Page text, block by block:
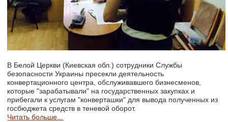
В Белой Церкви (Киевская обл.) сотрудники Службы
безопасности Украины пресекли деятельность
конвертационного центра, обслуживавшего бизнесменов,
которые "зарабатывали" на государственных закупках и
прибегали к услугам "конверташки" для вывода полученных из
госбюджета средств в теневой оборот.
Читать больше...